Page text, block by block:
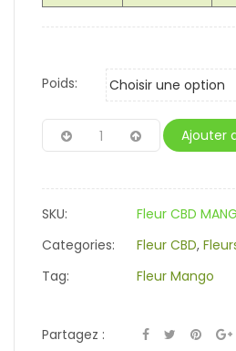
Poids:
Ajouter
SKU:
Fleur CBD
Categories:
Fleur CBD,
Tag:
Fleur Mango
Partagez :